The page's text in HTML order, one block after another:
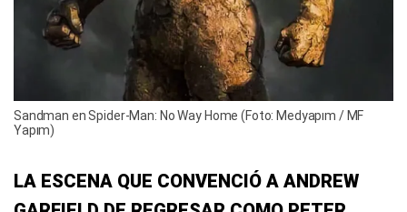
Sandman en Spider-Man: No Way Home (Foto: Medyapım / MF
Yapım)
LA ESCENA QUE CONVENCIÓ A ANDREW